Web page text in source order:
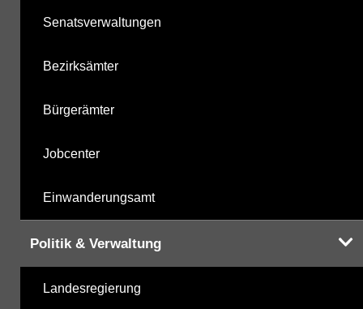
Senatsverwaltungen
Bezirksämter
Bürgerämter
Jobcenter
Einwanderungsamt
Politik & Verwaltung
Landesregierung